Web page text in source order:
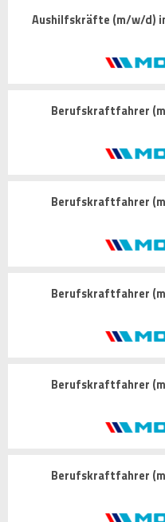
Aushilfskräfte (m/w/d)
Berufskraftfahrer
Berufskraftfahrer
Berufskraftfahrer
Berufskraftfahrer
Berufskraftfahrer